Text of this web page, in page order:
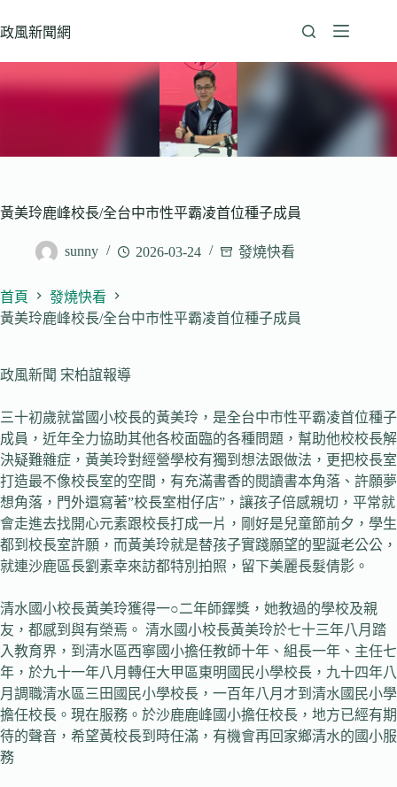
至
政風新聞網
黃美玲鹿峰校長/全台中市性平霸凌首位種子成員
sunny 2026-03-24 發燒快看
首頁
發燒快看
黃美玲鹿峰校長/全台中市性平霸凌首位種子成員
政風新聞 宋柏誼報導
三十初歲就當國小校長的黃美玲，是全台中市性平霸凌首位種子
成員，近年全力協助其他各校面臨的各種問題，幫助他校校長解
決疑難雜症，黃美玲對經營學校有獨到想法跟做法，更把校長室
打造最不像校長室的空間，有充滿書香的閱讀書本角落、許願夢
想角落，門外還寫著”校長室柑仔店”，讓孩子倍感親切，平常就
會走進去找開心元素跟校長打成一片，剛好是兒童節前夕，學生
都到校長室許願，而黃美玲就是替孩子實踐願望的聖誕老公公，
就連沙鹿區長劉素幸來訪都特別拍照，留下美麗長髮倩影。
清水國小校長黃美玲獲得一○二年師鐸獎，她教過的學校及親
友，都感到與有榮焉。 清水國小校長黃美玲於七十三年八月踏
入教育界，到清水區西寧國小擔任教師十年、組長一年、主任七
年，於九十一年八月轉任大甲區東明國民小學校長，九十四年八
月調職清水區三田國民小學校長，一百年八月才到清水國民小學
擔任校長。現在服務。於沙鹿鹿峰國小擔任校長，地方已經有期
待的聲音，希望黃校長到時任滿，有機會再回家鄉清水的國小服
務